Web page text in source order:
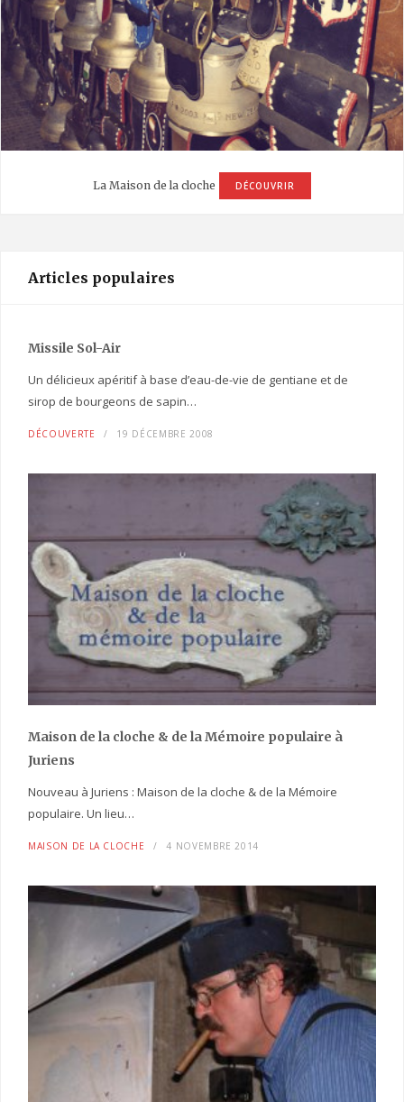
La Maison de la cloche DÉCOUVRIR
Articles populaires
Missile Sol-Air
Un délicieux apéritif à base d’eau-de-vie de gentiane et de
sirop de bourgeons de sapin…
DÉCOUVERTE 19 DÉCEMBRE 2008
Maison de la cloche & de la Mémoire populaire à
Juriens
Nouveau à Juriens : Maison de la cloche & de la Mémoire
populaire. Un lieu…
MAISON DE LA CLOCHE 4 NOVEMBRE 2014